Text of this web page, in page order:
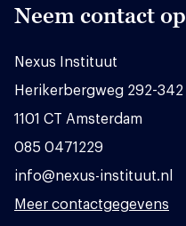
Neem contact op
Nexus Instituut
Herikerbergweg 292-342
1101 CT Amsterdam
085 0471229
info@nexus-instituut.nl
Meer contactgegevens